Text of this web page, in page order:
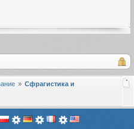
Сфрагистика и